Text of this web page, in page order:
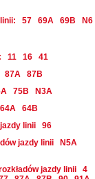
57 69A 69B
N6
11 16
41
87A
87B
75B
N3A
64A
64B
linii
96
jazdy linii
N5A
jazdy linii
4